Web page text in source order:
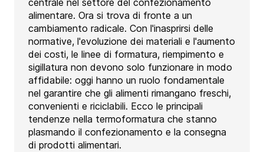
Contact
GEA Dairy Center | Vlaanderen
Leenstraat 123B
9870 Zulte
Belgium
Tel: 03-304 88 22
Contact
centrale nel settore del confezionamento
alimentare. Ora si trova di fronte a un
cambiamento radicale. Con l'inasprirsi delle
normative, l'evoluzione dei materiali e l'aumento
dei costi, le linee di formatura, riempimento e
sigillatura non devono solo funzionare in modo
affidabile: oggi hanno un ruolo fondamentale
nel garantire che gli alimenti rimangano freschi,
convenienti e riciclabili. Ecco le principali
tendenze nella termoformatura che stanno
plasmando il confezionamento e la consegna
di prodotti alimentari.